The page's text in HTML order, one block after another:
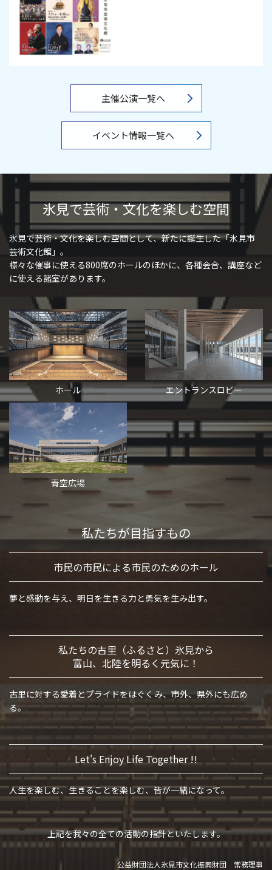
主催公演一覧へ
イベント情報一覧へ
氷見で芸術・文化を楽しむ空間
氷見で芸術・文化を楽しむ空間として、新たに誕生した「氷見市
芸術文化館」。
様々な催事に使える800席のホールのほかに、各種会合、講座など
に使える諸室があります。
ホール エントランスロビー
青空広場
私たちが目指すもの
市民の市民による市民のためのホール
夢と感動を与え、 明日を生きる力と勇気を生み出す。
私たちの古里（ふるさと）氷見から
富山、北陸を明るく元気に！
古里に対する愛着とプライドをはぐくみ、市外、県外にも広め
る。
Let's Enjoy Life Together !!
人生を楽しむ、生きることを楽しむ、皆が一緒になって。
上記を我々の全ての活動の指針といたします。
公益財団法人氷見市文化振興財団 常務理事